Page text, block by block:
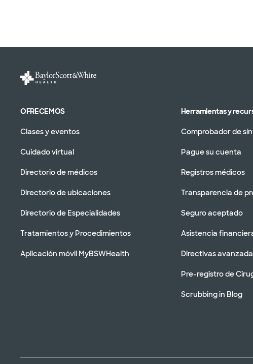
OFRECEMOS
Clases y eventos
Cuidado virtual
Directorio de médicos
Directorio de ubicaciones
Directorio de Especialidades
Tratamientos y Procedimientos
Aplicación móvil MyBSWHealth
Herramientas y
Comprobador de
Pague su cuenta
Registros médicos
Transparencia de
Seguro aceptado
Asistencia
Directivas
Pre-registro de
Scrubbing in Blog